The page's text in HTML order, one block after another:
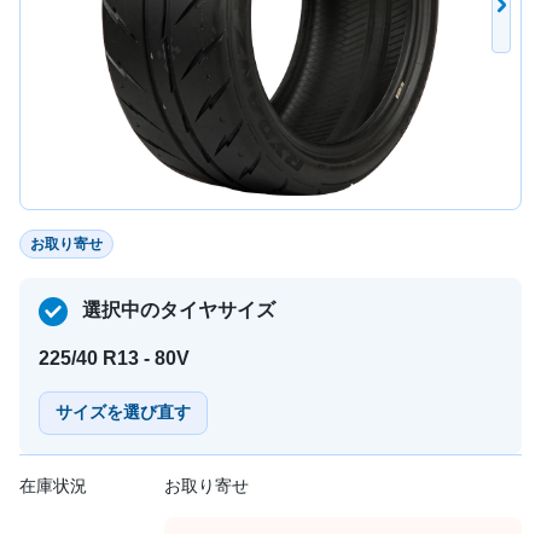
お取り寄せ
選択中のタイヤサイズ
225/40 R13 - 80V
サイズを選び直す
在庫状況 お取り寄せ